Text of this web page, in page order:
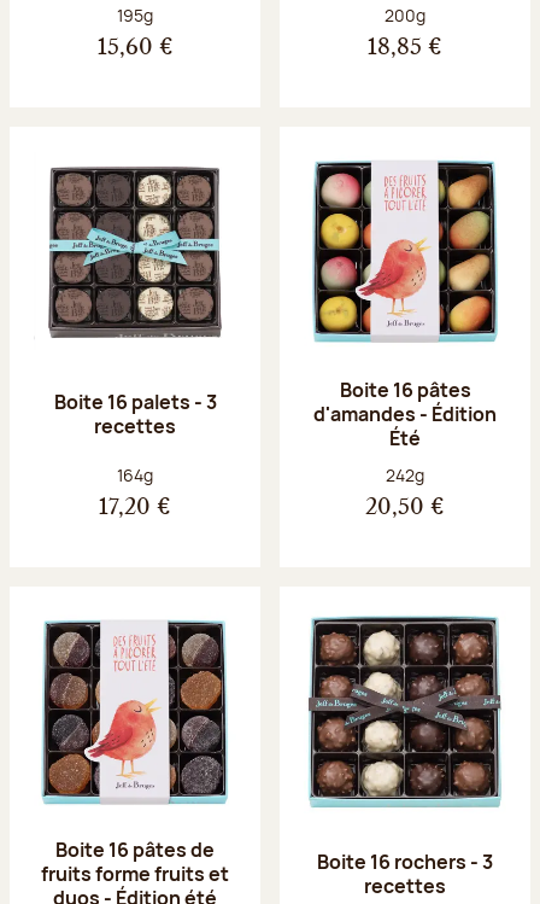
Poids net :
195g
15,60 €
Poids net :
200g
18,85 €
Boite 16 palets - 3
recettes
Poids net :
164g
17,20 €
Boite 16 pâtes
d'amandes - Édition
Été
Poids net :
242g
20,50 €
Boite 16 pâtes de
fruits forme fruits et
duos - Édition été
Boite 16 rochers - 3
recettes